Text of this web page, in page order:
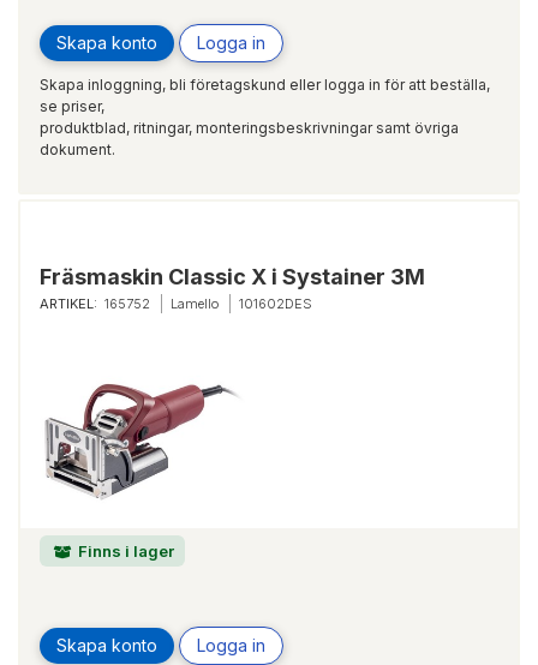
Skapa konto Logga in
Skapa inloggning, bli företagskund eller logga in för att beställa,
se priser,
produktblad, ritningar, monteringsbeskrivningar samt övriga
dokument.
Fräsmaskin Classic X i Systainer 3M
ARTIKEL: 165752 Lamello 101602DES
Finns i lager
Skapa konto Logga in